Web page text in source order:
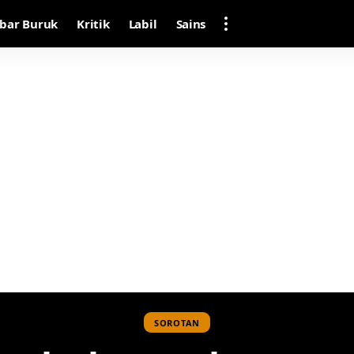
Buruk Kritik Labil Sains
SOROTAN